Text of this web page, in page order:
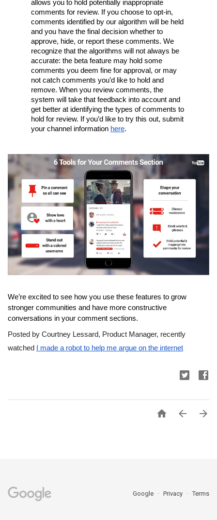
allows you to hold potentially inappropriate
comments for review. If you choose to opt-in,
comments identified by our algorithm will be held
and you have the final decision whether to
approve, hide, or report these comments. We
recognize that the algorithms will not always be
accurate: the beta feature may hold some
comments you deem fine for approval, or may
not catch comments you’d like to hold and
remove. When you review comments, the
system will take that feedback into account and
get better at identifying the types of comments to
hold for review. If you’d like to try this out, submit
your channel information here.
We’re excited to see how you use these features to grow
stronger communities and have more constructive
conversations in your comment sections.
Posted by Courtney Lessard, Product Manager, recently
watched
I made a robot to help me argue on the internet
  
Google Privacy Terms